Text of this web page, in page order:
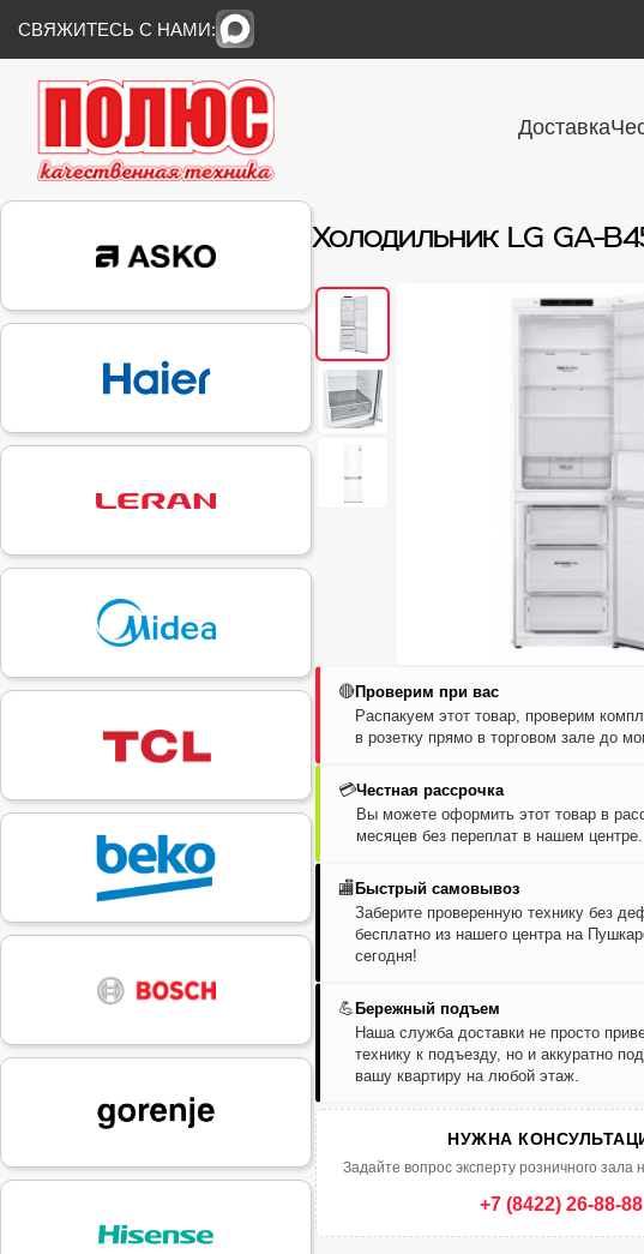
СВЯЖИТЕСЬ С НАМИ:
Доставка
Холодильник LG GA-
🔴Проверим при вас
Распакуем этот товар, проверим
в розетку прямо в торговом зале до
💳Честная рассрочка
Вы можете оформить этот товар в
месяцев без переплат в нашем центре.
🏬 Быстрый самовывоз
Заберите проверенную технику без
бесплатно из нашего центра на
сегодня!
💪 Бережный подъем
Наша служба доставки не просто
технику к подъезду, но и аккуратно
вашу квартиру на любой этаж.
НУЖНА
Задайте вопрос эксперту розничного зала
+7 (8422) 26-88-88